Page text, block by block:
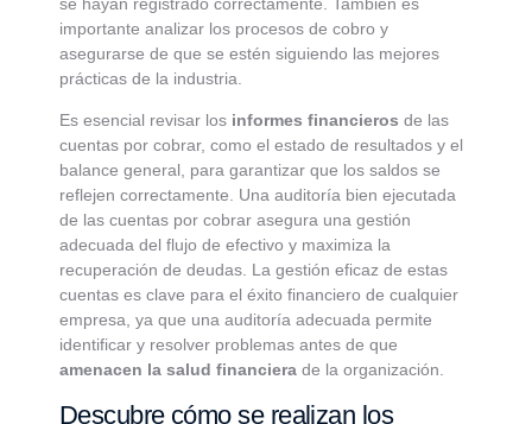
importante analizar los procesos de cobro y
asegurarse de que se estén siguiendo las mejores
prácticas de la industria.
Es esencial revisar los informes financieros de las
cuentas por cobrar, como el estado de resultados y el
balance general, para garantizar que los saldos se
reflejen correctamente. Una auditoría bien ejecutada
de las cuentas por cobrar asegura una gestión
adecuada del flujo de efectivo y maximiza la
recuperación de deudas. La gestión eficaz de estas
cuentas es clave para el éxito financiero de cualquier
empresa, ya que una auditoría adecuada permite
identificar y resolver problemas antes de que
amenacen la salud financiera de la organización.
Descubre cómo se realizan los